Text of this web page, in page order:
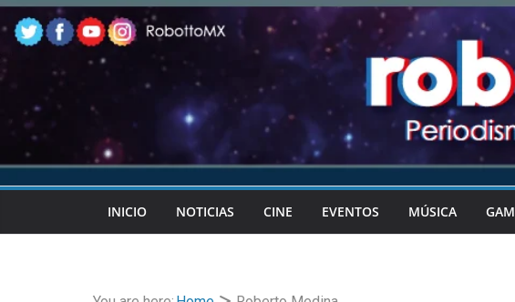
Skip
to
content
INICIO NOTICIAS CINE EVENTOS MÚSICA